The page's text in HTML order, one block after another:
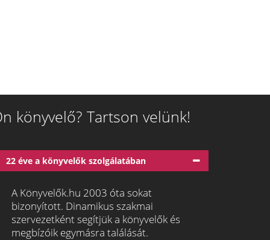
könyvelő? Tartson velünk!
22 éve a könyvelők szolgálatában
A Könyvelők.hu 2003 óta sokat
bizonyított. Dinamikus szakmai
szervezetként segítjük a könyvelők és
megbízóik egymásra találását.